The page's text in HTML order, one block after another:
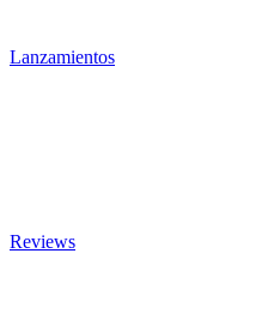
Lanzamientos
Reviews